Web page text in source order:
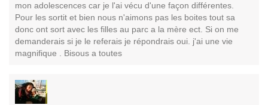
mon adolescences car je l'ai vécu d'une façon différentes.
Pour les sortit et bien nous n'aimons pas les boites tout sa
donc ont sort avec les filles au parc a la mère ect. Si on me
demanderais si je le referais je répondrais oui. j'ai une vie
magnifique . Bisous a toutes